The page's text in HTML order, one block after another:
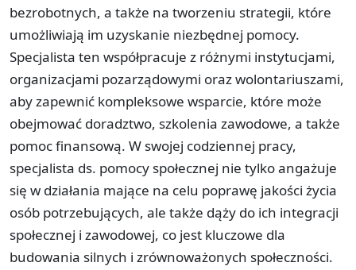
bezrobotnych, a także na tworzeniu strategii, które
umożliwiają im uzyskanie niezbędnej pomocy.
Specjalista ten współpracuje z różnymi instytucjami,
organizacjami pozarządowymi oraz wolontariuszami,
aby zapewnić kompleksowe wsparcie, które może
obejmować doradztwo, szkolenia zawodowe, a także
pomoc finansową. W swojej codziennej pracy,
specjalista ds. pomocy społecznej nie tylko angażuje
się w działania mające na celu poprawę jakości życia
osób potrzebujących, ale także dąży do ich integracji
społecznej i zawodowej, co jest kluczowe dla
budowania silnych i zrównoważonych społeczności.